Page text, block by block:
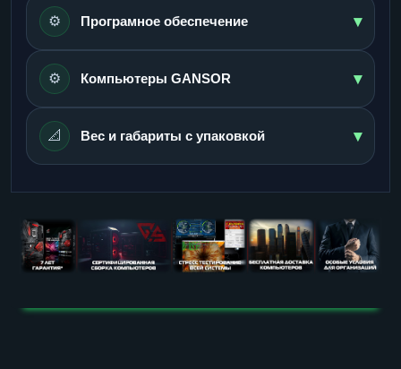
⚙️ Програмное обеспечение ▾
⚙️ Компьютеры GANSOR ▾
📐 Вес и габариты с упаковкой ▾